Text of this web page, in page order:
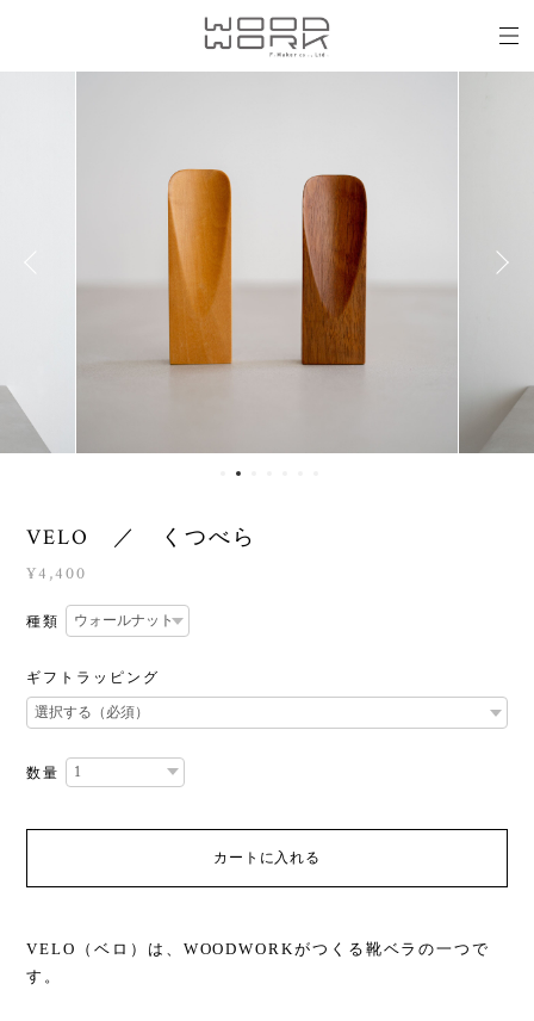
VELO ／ くつべら
¥4,400
種類
ギフトラッピング
数量
カートに入れる
VELO（ベロ）は、WOODWORKがつくる靴ベラの一つで
す。